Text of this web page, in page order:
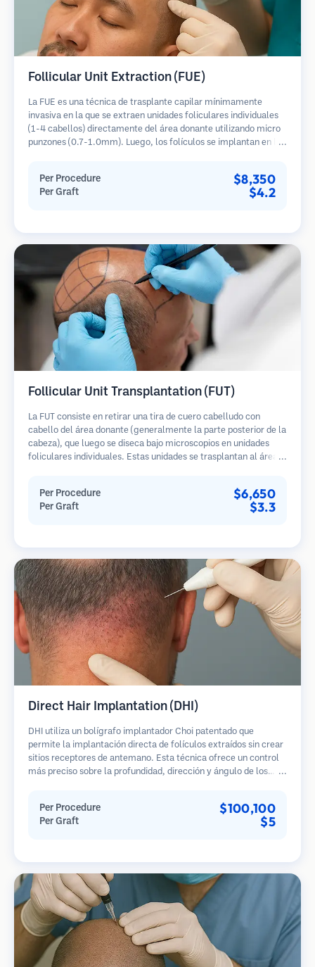
Follicular Unit Extraction (FUE)
La FUE es una técnica de trasplante capilar mínimamente
invasiva en la que se extraen unidades foliculares individuales
(1-4 cabellos) directamente del área donante utilizando micro
punzones (0.7-1.0mm). Luego, los folículos se implantan en las
en comparación con los métodos de extracción de tiras.
Per Procedure $8,350
Per Graft $4.2
Follicular Unit Transplantation (FUT)
La FUT consiste en retirar una tira de cuero cabelludo con
cabello del área donante (generalmente la parte posterior de la
cabeza), que luego se diseca bajo microscopios en unidades
foliculares individuales. Estas unidades se trasplantan al área
Per Procedure $6,650
Per Graft $3.3
Direct Hair Implantation (DHI)
DHI utiliza un bolígrafo implantador Choi patentado que
permite la implantación directa de folículos extraídos sin crear
sitios receptores de antemano. Esta técnica ofrece un control
más preciso sobre la profundidad, dirección y ángulo de los
Per Procedure $100,100
Per Graft $5